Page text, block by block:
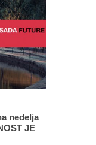
nedelja
JE